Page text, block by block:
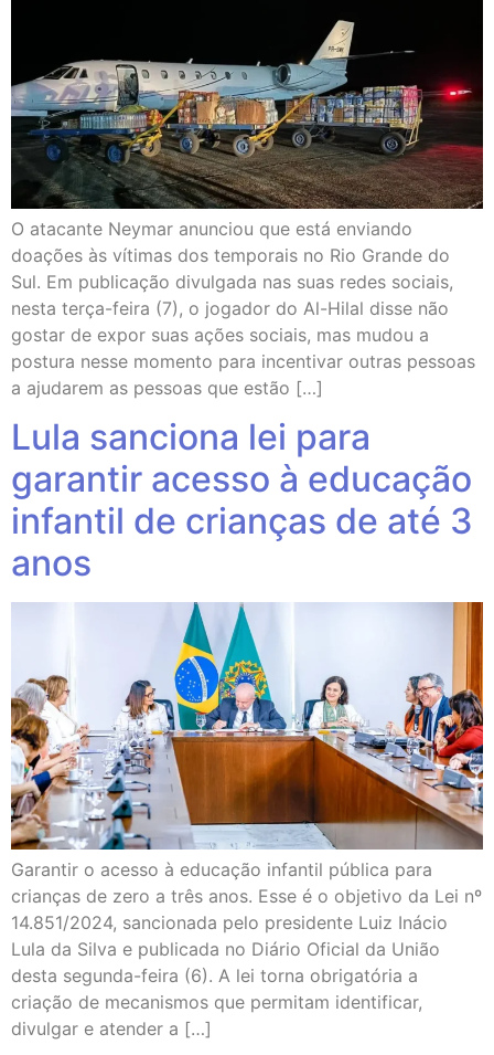
O atacante Neymar anunciou que está enviando
doações às vítimas dos temporais no Rio Grande do
Sul. Em publicação divulgada nas suas redes sociais,
nesta terça-feira (7), o jogador do Al-Hilal disse não
gostar de expor suas ações sociais, mas mudou a
postura nesse momento para incentivar outras pessoas
a ajudarem as pessoas que estão […]
Lula sanciona lei para
garantir acesso à educação
infantil de crianças de até 3
anos
Garantir o acesso à educação infantil pública para
crianças de zero a três anos. Esse é o objetivo da Lei nº
14.851/2024, sancionada pelo presidente Luiz Inácio
Lula da Silva e publicada no Diário Oficial da União
desta segunda-feira (6). A lei torna obrigatória a
criação de mecanismos que permitam identificar,
divulgar e atender a […]